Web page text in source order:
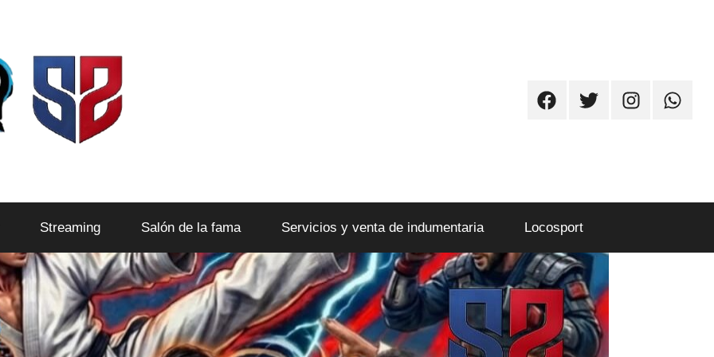
FacebookTwitter Instagram
Streaming Salón de la fama Servicios y venta de indumentaria Locosport